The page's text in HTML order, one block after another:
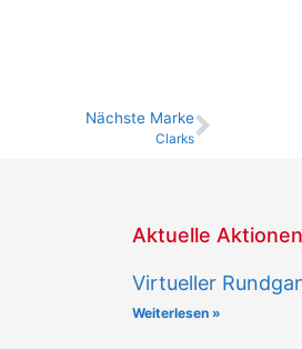
Nächste Marke
Clarks
Aktuelle
Virtueller
Weiterlesen »